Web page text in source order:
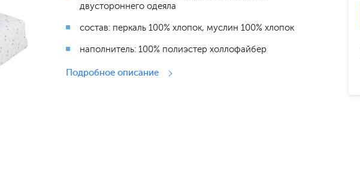
двустороннего одеяла
состав: перкаль 100% хлопок, муслин 100% хлопок
наполнитель: 100% полиэстер холлофайбер
Подробное описание